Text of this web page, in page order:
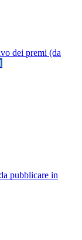
dei premi (da
pubblicare in